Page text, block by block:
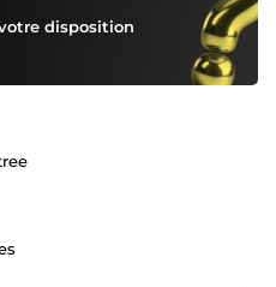
N’hésitez pas à me
afin de discuter de vos
disposition